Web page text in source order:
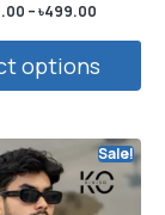
–৳499.00
options
Sale!